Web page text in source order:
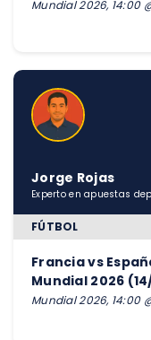
Mundial 2026, 14:00
Jorge Rojas
Experto en apuestas
FÚTBOL
Francia vs
Mundial 2026
Mundial 2026, 14:00